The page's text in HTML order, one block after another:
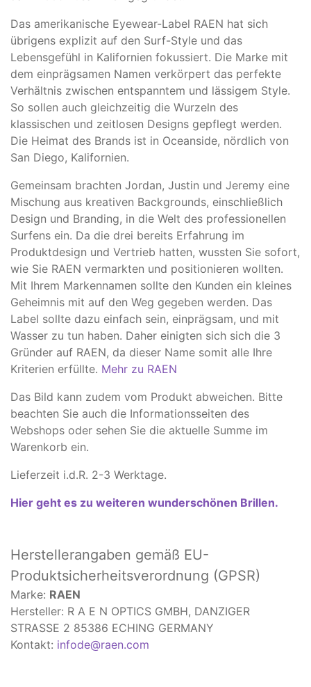
Das amerikanische Eyewear-Label RAEN hat sich
übrigens explizit auf den Surf-Style und das
Lebensgefühl in Kalifornien fokussiert. Die Marke mit
dem einprägsamen Namen verkörpert das perfekte
Verhältnis zwischen entspanntem und lässigem Style.
So sollen auch gleichzeitig die Wurzeln des
klassischen und zeitlosen Designs gepflegt werden.
Die Heimat des Brands ist in Oceanside, nördlich von
San Diego, Kalifornien.
Gemeinsam brachten Jordan, Justin und Jeremy eine
Mischung aus kreativen Backgrounds, einschließlich
Design und Branding, in die Welt des professionellen
Surfens ein. Da die drei bereits Erfahrung im
Produktdesign und Vertrieb hatten, wussten Sie sofort,
wie Sie RAEN vermarkten und positionieren wollten.
Mit Ihrem Markennamen sollte den Kunden ein kleines
Geheimnis mit auf den Weg gegeben werden. Das
Label sollte dazu einfach sein, einprägsam, und mit
Wasser zu tun haben. Daher einigten sich sich die 3
Gründer auf RAEN, da dieser Name somit alle Ihre
Kriterien erfüllte. Mehr zu RAEN
Das Bild kann zudem vom Produkt abweichen. ​Bitte
beachten Sie auch die Informationsseiten des
Webshops oder sehen Sie die aktuelle Summe im
Warenkorb ein.
Lieferzeit i.d.R. 2-3 Werktage.
Hier geht es zu weiteren wunderschönen Brillen.
Herstellerangaben gemäß EU-
Produktsicherheitsverordnung (GPSR)
Marke: RAEN
Hersteller: R A E N OPTICS GMBH, DANZIGER
STRASSE 2 85386 ECHING GERMANY
Kontakt: infode@raen.com